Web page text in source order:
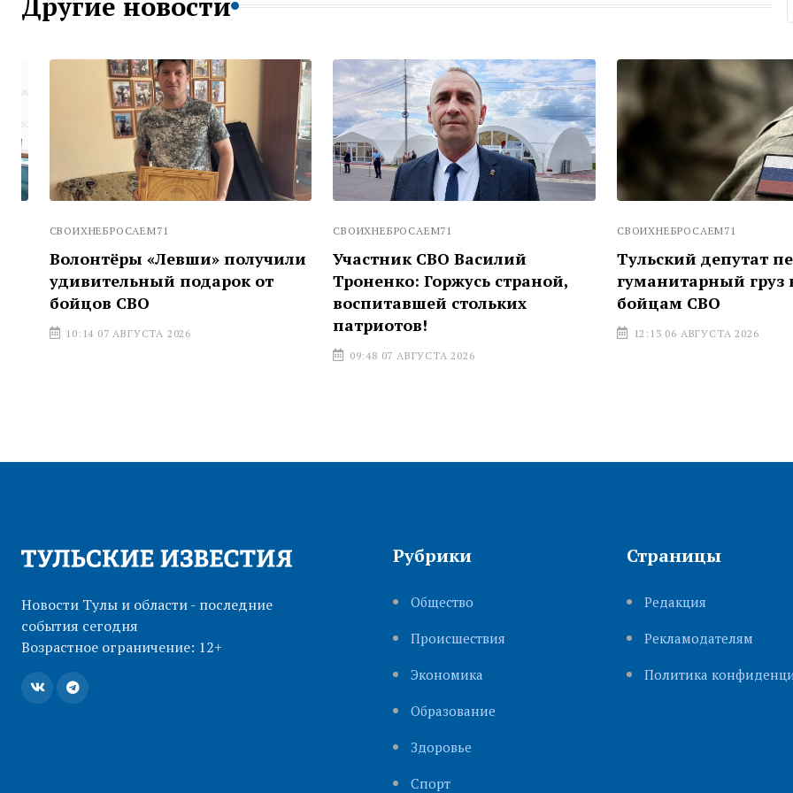
СВОИХНЕБРОСАЕМ71
Волонтёры «Левши» получили
удивительный подарок от
бойцов СВО
10:14 07 АВГУСТА 2026
СВОИХНЕБРОСАЕМ71
Участник СВО Василий
Троненко: Горжусь страной,
воспитавшей стольких
патриотов!
09:48 07 АВГУСТА 2026
СВОИХНЕБРОСАЕМ71
Тульский депутат
гуманитарный груз на
бойцам СВО
12:13 06 АВГУСТА 2026
Новости Тулы и области - последние
события сегодня
Возрастное ограничение: 12+
Рубрики
Общество
Происшествия
Экономика
Образование
Здоровье
Cпорт
Страницы
Редакция
Рекламодателям
Политика